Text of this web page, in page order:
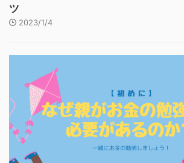
ツ
2023/1/4